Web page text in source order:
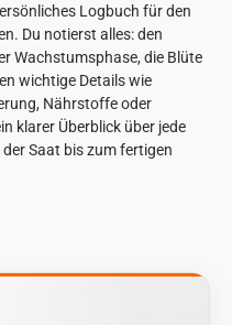
Logbuch für den
Du notierst alles: den
Wachstumsphase, die Blüte
wichtige Details wie
Nährstoffe oder
klarer Überblick über jede
Saat bis zum fertigen